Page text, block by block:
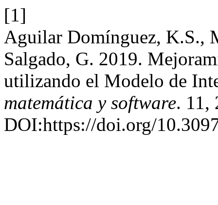
[1]
Aguilar Domínguez, K.S.,
Salgado, G. 2019.
utilizando el Modelo de
matemática y software. 11,
DOI:https://doi.org/